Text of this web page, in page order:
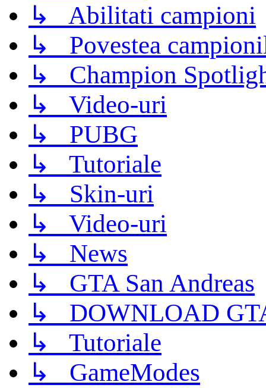
↳ Abilitati campioni
↳ Povestea
↳ Champion
↳ Video-uri
↳ PUBG
↳ Tutoriale
↳ Skin-uri
↳ Video-uri
↳ News
↳ GTA San Andreas
↳ DOWNLOAD
↳ Tutoriale
↳ GameModes